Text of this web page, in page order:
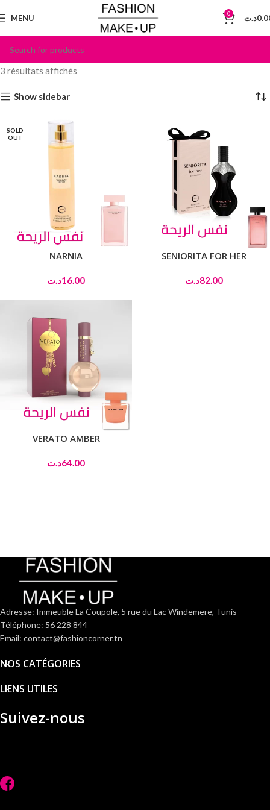
MENU 0 د.ت
3 résultats affichés
Show sidebar
SOLD
OUT
NARNIA
16.00د.ت
SENIORITA FOR HER
82.00د.ت
VERATO AMBER
64.00د.ت
Adresse: Immeuble La Coupole, 5 rue du Lac Windemere, Tunis
Téléphone: 56 228 844
Email: contact@fashioncorner.tn
NOS CATÉGORIES
LIENS UTILES
Suivez-nous